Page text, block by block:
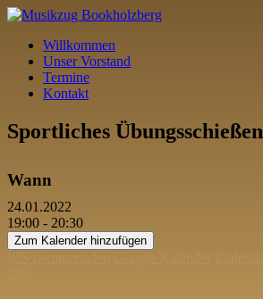
Willkommen
Unser Vorstand
Termine
Kontakt
Sportliches Übungsschießen
Wann
24.01.2022
19:00 - 20:30
Zum Kalender hinzufügen